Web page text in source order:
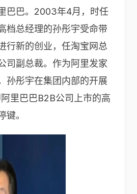
巴巴。2003年4月，时任
档总经理的孙彤宇受命带
行新的创业，任淘宝网总
司副总裁。作为阿里发家
孙彤宇在集团内部的开展
里巴巴B2B公司上市的高
键。